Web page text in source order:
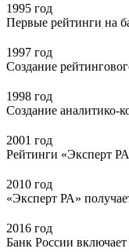
1995 год
Первые рейтинги на
1997 год
Создание
1998 год
Создание аналитико-
2001 год
Рейтинги «Эксперт
2010 год
«Эксперт РА»
2016 год
Банк России